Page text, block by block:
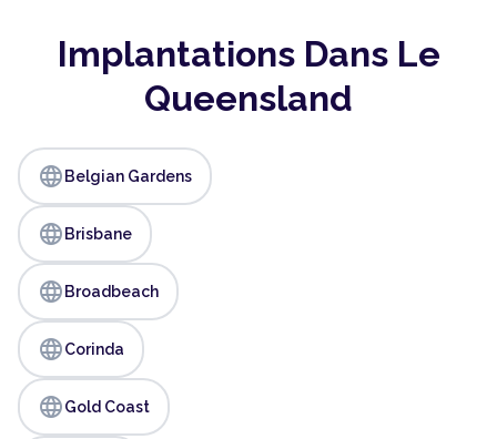
Implantations Dans Le
Queensland
language Belgian Gardens
language Brisbane
language Broadbeach
languageCorinda
languageGold Coast